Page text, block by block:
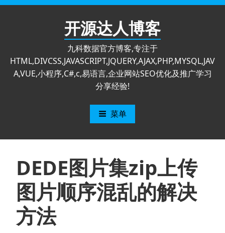
跳
开源达人博客
九科数据官方博客,专注于
HTML,DIVCSS,JAVASCRIPT,JQUERY,AJAX,PHP,MYSQL,JAV
A,VUE,小程序,C#,c,易语言,企业网站SEO优化及推广学习
分享经验!
菜单
DEDE图片集zip上传
图片顺序混乱的解决
方法